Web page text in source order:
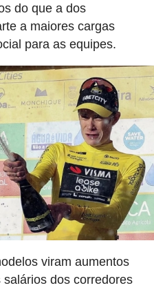
do que a dos
a maiores cargas
para as equipes.
viram aumentos
dos corredores